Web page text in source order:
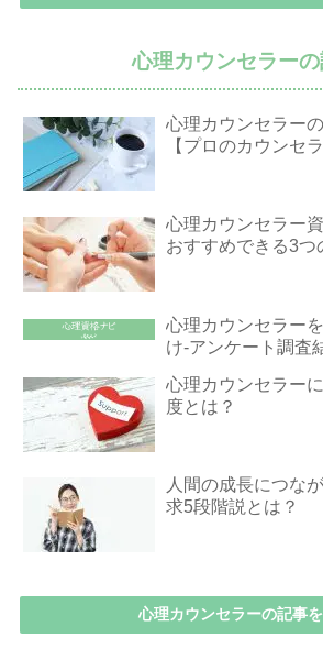
心理カウンセラー
心理カウンセラー
【プロのカウンセ
心理カウンセラー
おすすめできる3つ
心理カウンセラー
け-アンケート調査
心理カウンセラー
度とは？
人間の成長につな
求5段階説とは？
心理カウンセラーの記事